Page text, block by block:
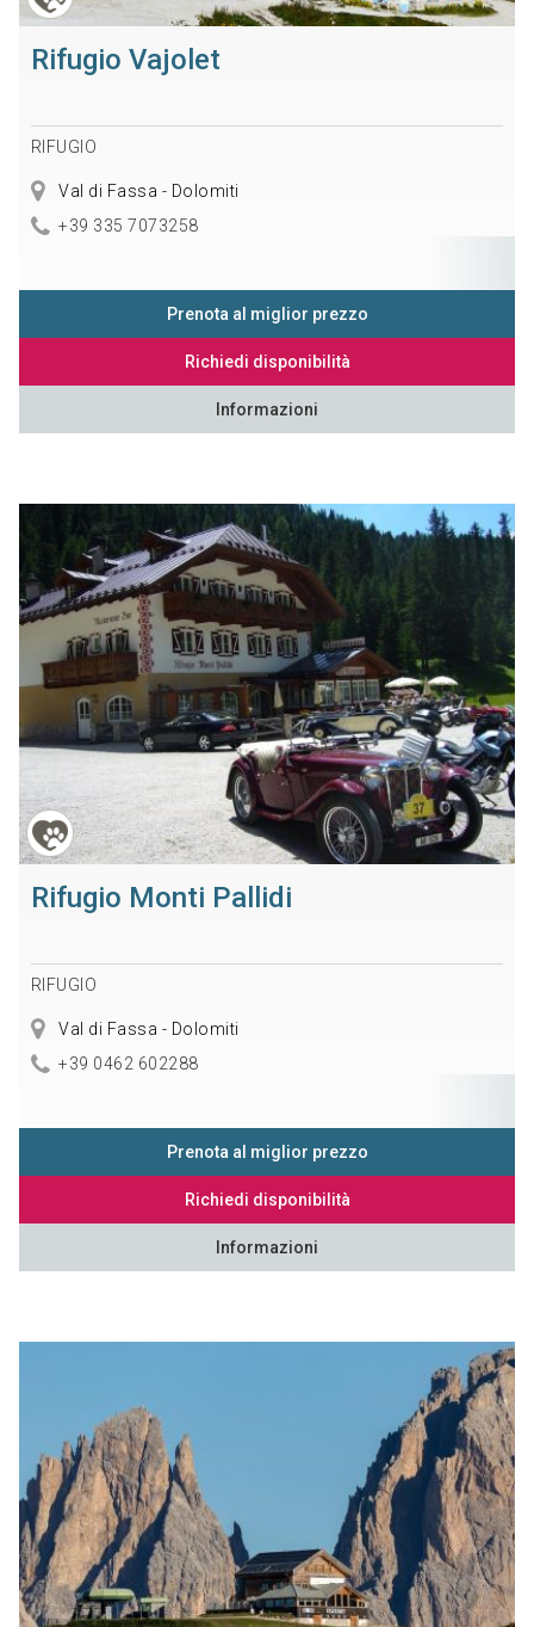
Rifugio Vajolet
RIFUGIO
Val di Fassa - Dolomiti
+39 335 7073258
Prenota al miglior prezzo
Richiedi disponibilità
Informazioni
Rifugio Monti Pallidi
RIFUGIO
Val di Fassa - Dolomiti
+39 0462 602288
Prenota al miglior prezzo
Richiedi disponibilità
Informazioni